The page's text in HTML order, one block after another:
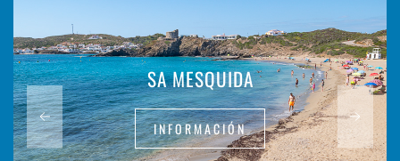
SA MESQUIDA
INFORMACIÓN